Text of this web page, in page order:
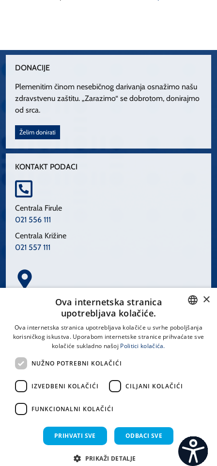
DONACIJE
Plemenitim činom nesebičnog darivanja osnažimo našu
zdravstvenu zaštitu. „Zarazimo“ se dobrotom, donirajmo
od srca.
Želim donirati
KONTAKT PODACI
Centrala Firule
021 556 111
Centrala Križine
021 557 111
Spinčićeva 1, 21000 Split
LINKOVI
Uvjeti korištenja
CROATIAN
×
Ova internetska stranica
upotrebljava kolačiće.
Ova internetska stranica upotrebljava kolačiće u svrhe poboljšanja
korisničkog iskustva. Uporabom internetske stranice prihvaćate sve
kolačiće sukladno našoj Politici kolačića.
NUŽNO POTREBNI KOLAČIĆI
IZVEDBENI KOLAČIĆI CILJANI KOLAČIĆI
FUNKCIONALNI KOLAČIĆI
PRIHVATI SVE ODBACI SVE
PRIKAŽI DETALJE